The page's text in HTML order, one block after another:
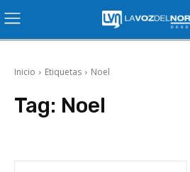
Inicio Etiquetas Noel
Tag: Noel